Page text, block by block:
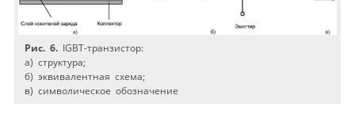
Рис. 6. IGBT-транзистор:
а) структура;
б) эквивалентная схема;
в) символическое обозначение